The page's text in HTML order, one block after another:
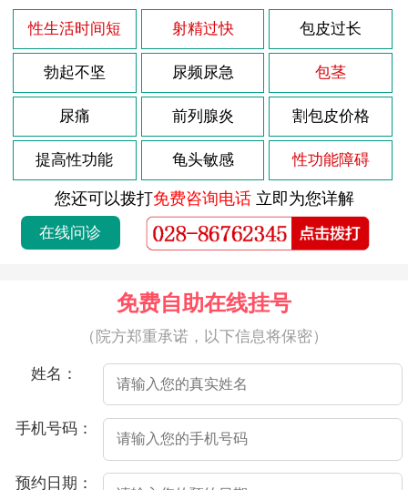
射出来的‘小蝌蚪’并非血液，而是一种液体，常常被称为精液或种子。它是由男性生殖系统中的几个部位（例如睾丸、前列腺、附睾、膀胱和尿道）共同产生的，其中包含着‘小蝌蚪’、蛋白质、糖类和其他成分。 2026-08-03
射出的精液是由‘小蝌蚪’和精浆组成的，在正常情况下颜色应该是白色或稍呈灰有色。如果精液呈现果冻状或黏稠状，可能是身体某些不健康的现象的表现。将为大家介绍一些如何调理果冻状的精液。 2026-08-03
射出来的‘小蝌蚪’全是血，这是一种罕见的病症，称为“血精病”或“血精切”。这种情况可能是由于以下几种原因引起的。 2026-08-03
近年来，随着人们生活水平的不断提高，年轻男性有着更高的工作压力和更繁忙的生活节奏，而这些因素不仅对身体造成了很大压力，也给男性带来了更多的心理负担。而35岁的男人，通常正处于状态，但如果突然出现阳痿症状，那么无疑会对他的身心健康造成的影响。 2026-08-02
阳痿，也叫做勃起功能障碍，是男性勃起障碍的一种。很多人认为，阳痿是老年人的专利，其实不然，现在越来越多的年轻人也面临着阳痿的问题。因此，很多人会问：33岁阳痿能恢复吗？ 2026-08-02
对于有些男性朋友来说，年龄虽然不算小，但却突然出现了阳痿的情况，这对这些人来说一定是非常不舒服的。那么，针对这种情况，应该如何应对呢？ 2026-08-02
如题所问，35岁男性出现不晨勃是否正常呢？其实，晨勃是指男性早上醒来时会自然而然出现的勃起现象。这种现象是一种自发性的、无意识的反射性勃起，一般是由身体内的荷尔蒙分泌及神经反射机制所调节的。那么，35岁男性不晨勃是否正常呢？ 2026-08-02
33岁阳痿早泄是一种常见的男性性功能障碍，也是许多男性朋友经常遇到的问题之一。对于大多数男性来说，性功能障碍可能会对其自信心和身心健康产生负面影响。因此，了解如何处理这些问题对于他们来说非常重要。 2026-08-02
近年来，许多男性出现了阳痿的问题，这已经不再是老年人的问题，很多年轻人也会出现这种情况。而医院将讲述的是一个33岁男人的阳痿故事。
32岁的阳痿，也叫勃起功能障碍，是男性生殖系统常见的问题之一。这种情况很可能会影响到夫妻生活质量，给男性带来心理压力。那么，32岁阳痿怎么办呢？
今年33岁，但是面临着一个让我十分困扰的问题——阳痿。每当和妻子发生关系时，我总是没发勃起。这种情况一直持续了3个月，让我感到非常沮丧和焦虑。 2026-08-02
性生活时间短 射精过快 包皮过长
勃起不坚 尿频尿急 包茎
尿痛 前列腺炎 割包皮价格
提高性功能 龟头敏感 性功能障碍
您还可以拨打免费咨询电话立即为您详解
在线问诊
免费自助在线挂号
（院方郑重承诺，以下信息将保密）
姓名：
手机号码：
预约日期：